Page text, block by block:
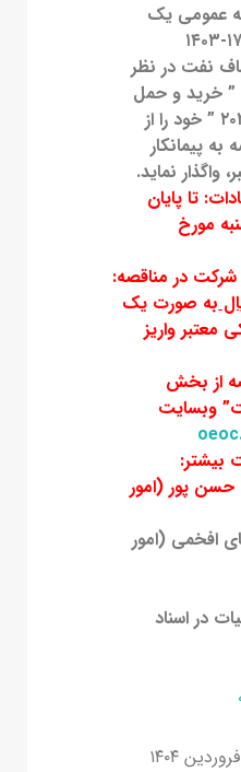
عمومی یک
نفت در نظر
” خرید و حمل
آّب بهداشتی دکل ۲۰۳ ” خود را از
پیمانکار
واگذار نماید.
تا پایان
مورخ
در مناقصه:
به صورت يك
معتبر واریز
از بخش
وبسایت
بیشتر:
۰۲۱ خانم حسن پور (امور
۰۲۱ آقای افخمی (امور
در اسناد